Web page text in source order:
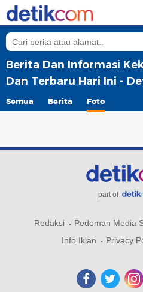
Berita Dan Informasi
Dan Terbaru Hari Ini -
Semua Berita Foto
part of
Redaksi Pedoman Media
Info Iklan
Privacy